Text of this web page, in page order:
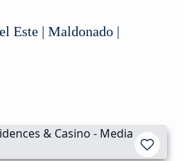
Este | Maldonado |